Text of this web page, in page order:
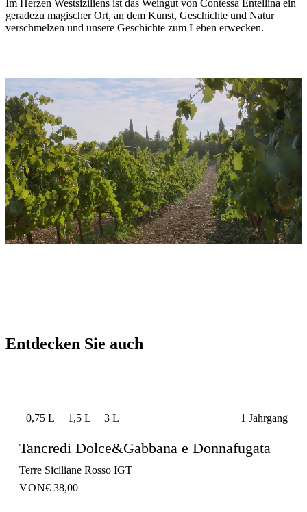
Im Herzen Westsiziliens ist das Weingut von Contessa Entellina ein
geradezu magischer Ort, an dem Kunst, Geschichte und Natur
verschmelzen und unsere Geschichte zum Leben erwecken.
Entdecken Sie auch
0,75 L 1,5 L 3 L 1 Jahrgang
Tancredi Dolce&Gabbana e Donnafugata
Terre Siciliane Rosso IGT
VON€ 38,00